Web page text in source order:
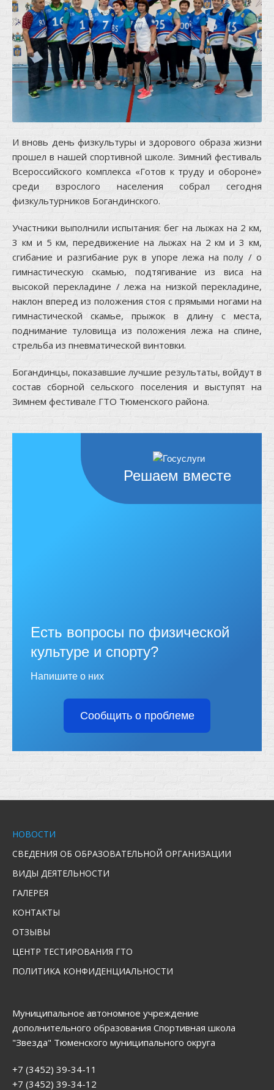
И вновь день физкультуры и здорового образа жизни
прошел в нашей спортивной школе. Зимний фестиваль
Всероссийского комплекса «Готов к труду и обороне»
среди взрослого населения собрал сегодня
физкультурников Богандинского.
Участники выполнили испытания: бег на лыжах на 2 км,
3 км и 5 км, передвижение на лыжах на 2 км и 3 км,
сгибание и разгибание рук в упоре лежа на полу / о
гимнастическую скамью, подтягивание из виса на
высокой перекладине / лежа на низкой перекладине,
наклон вперед из положения стоя с прямыми ногами на
гимнастической скамье, прыжок в длину с места,
поднимание туловища из положения лежа на спине,
стрельба из пневматической винтовки.
Богандинцы, показавшие лучшие результаты, войдут в
состав сборной сельского поселения и выступят на
Зимнем фестивале ГТО Тюменского района.
Решаем вместе
Есть вопросы по физической
культуре и спорту?
Напишите о них
Сообщить о проблеме
НОВОСТИ
СВЕДЕНИЯ ОБ ОБРАЗОВАТЕЛЬНОЙ ОРГАНИЗАЦИИ
ВИДЫ ДЕЯТЕЛЬНОСТИ
ГАЛЕРЕЯ
КОНТАКТЫ
ОТЗЫВЫ
ЦЕНТР ТЕСТИРОВАНИЯ ГТО
ПОЛИТИКА КОНФИДЕНЦИАЛЬНОСТИ
Муниципальное автономное учреждение
дополнительного образования Спортивная школа
"Звезда" Тюменского муниципального округа
+7 (3452) 39-34-11
+7 (3452) 39-34-12